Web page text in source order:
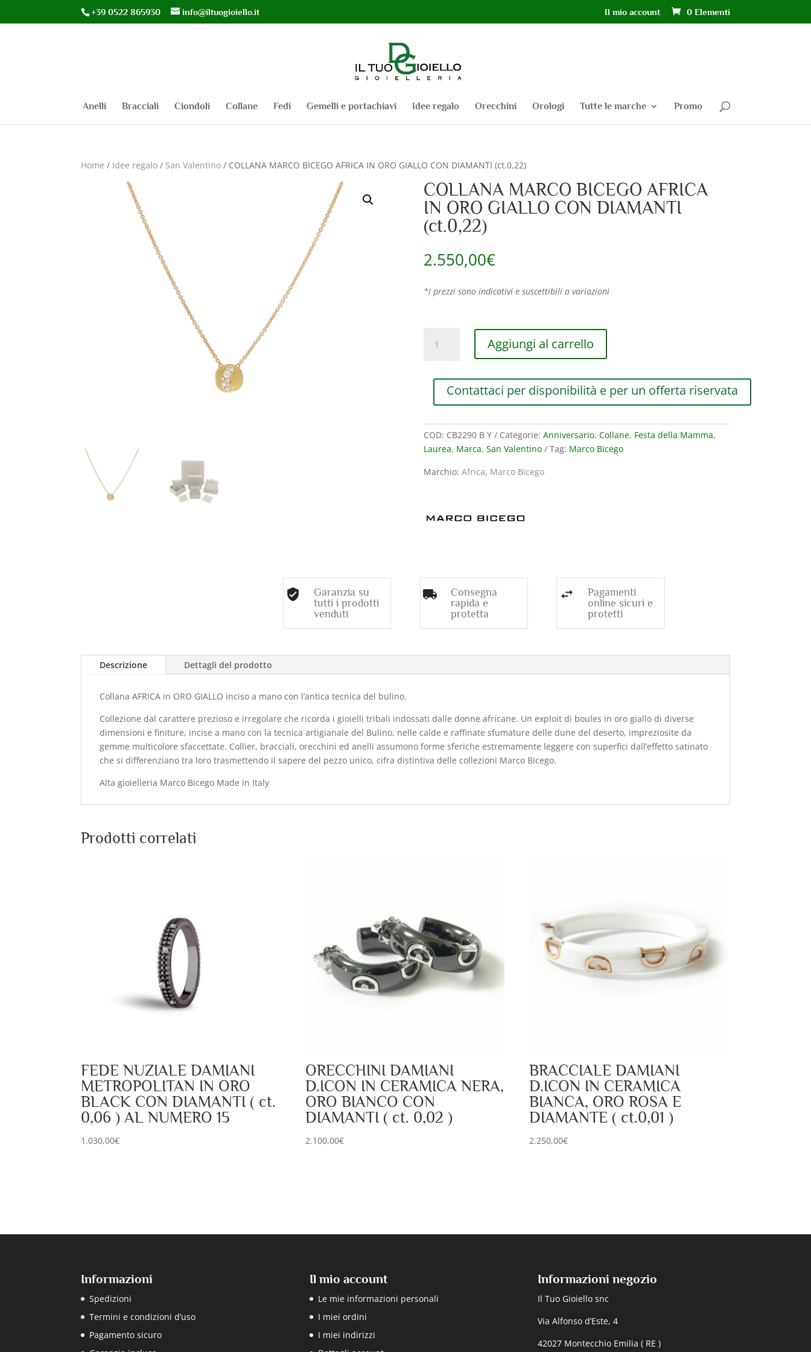
+39 0522 865930 info@iltuogioiello.it Il mio account 0 Elementi
Anelli Bracciali Ciondoli Collane Fedi Gemelli e portachiavi Idee regalo Orecchini Orologi Tutte le marche Promo
Home / Idee regalo / San Valentino / COLLANA MARCO BICEGO AFRICA IN ORO GIALLO CON DIAMANTI (ct.0,22)
COLLANA MARCO BICEGO AFRICA
IN ORO GIALLO CON DIAMANTI
(ct.0,22)
2.550,00€
*I prezzi sono indicativi e suscettibili a variazioni
MARCO
ORO
CON
DIAMANTI
quantità
Aggiungi al carrello
Contattaci per disponibilità e per un offerta riservata
COD: CB2290 B Y Categorie: Anniversario, Collane, Festa della Mamma,
Laurea, Marca, San Valentino Tag: Marco Bicego
Marchio: Africa, Marco Bicego
Garanzia su
tutti i prodotti
venduti
Consegna
rapida e
protetta
Pagamenti
online sicuri e
protetti
Descrizione Dettagli del prodotto
Collana AFRICA in ORO GIALLO inciso a mano con l’antica tecnica del bulino.
Collezione dal carattere prezioso e irregolare che ricorda i gioielli tribali indossati dalle donne africane. Un exploit di boules in oro giallo di diverse
dimensioni e finiture, incise a mano con la tecnica artigianale del Bulino, nelle calde e raffinate sfumature delle dune del deserto, impreziosite da
gemme multicolore sfaccettate. Collier, bracciali, orecchini ed anelli assumono forme sferiche estremamente leggere con superfici dall’effetto satinato
che si differenziano tra loro trasmettendo il sapere del pezzo unico, cifra distintiva delle collezioni Marco Bicego.
Alta gioielleria Marco Bicego Made in Italy
Prodotti correlati
FEDE NUZIALE DAMIANI
METROPOLITAN IN ORO
BLACK CON DIAMANTI ( ct.
0,06 ) AL NUMERO 15
1.030,00€
ORECCHINI DAMIANI
D.ICON IN CERAMICA NERA,
ORO BIANCO CON
DIAMANTI ( ct. 0,02 )
2.100,00€
BRACCIALE DAMIANI
D.ICON IN CERAMICA
BIANCA, ORO ROSA E
DIAMANTE ( ct.0,01 )
2.250,00€
Informazioni
Spedizioni
Termini e condizioni d’uso
Pagamento sicuro
Il mio account
Le mie informazioni personali
I miei ordini
I miei indirizzi
Informazioni negozio
Il Tuo Gioiello snc
Via Alfonso d’Este, 4
42027 Montecchio Emilia ( RE )